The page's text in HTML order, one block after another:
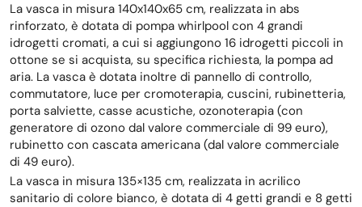
La vasca in misura 140x140x65 cm, realizzata in abs
rinforzato, è dotata di pompa whirlpool con 4 grandi
idrogetti cromati, a cui si aggiungono 16 idrogetti piccoli in
ottone se si acquista, su specifica richiesta, la pompa ad
aria. La vasca è dotata inoltre di pannello di controllo,
commutatore, luce per cromoterapia, cuscini, rubinetteria,
porta salviette, casse acustiche, ozonoterapia (con
generatore di ozono dal valore commerciale di 99 euro),
rubinetto con cascata americana (dal valore commerciale
di 49 euro).
La vasca in misura 135×135 cm, realizzata in acrilico
sanitario di colore bianco, è dotata di 4 getti grandi e 8 getti